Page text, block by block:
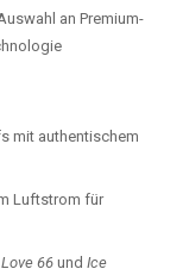
an Premium-
mit authentischem
Luftstrom für
Love 66 und Ice